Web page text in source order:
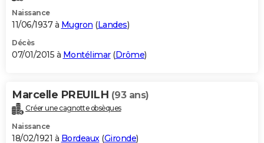
Naissance
11/06/1937 à Mugron (Landes)
Décès
07/01/2015 à Montélimar(Drôme)
Marcelle PREUILH (93 ans)
Créer une cagnotte obsèques
Naissance
18/02/1921 à Bordeaux(Gironde)